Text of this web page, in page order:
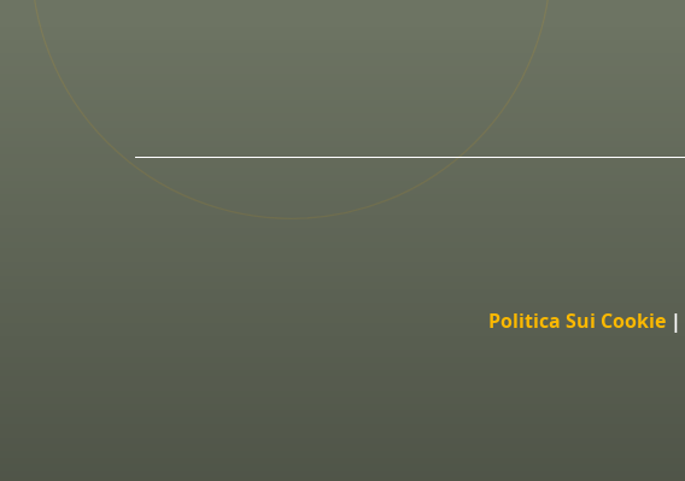
Politica Sui Cookie|